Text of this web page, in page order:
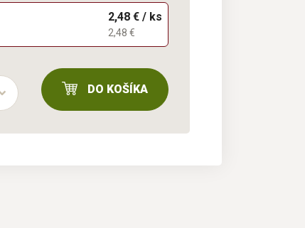
2,48 € / ks
2,48 €
DO KOŠÍKA